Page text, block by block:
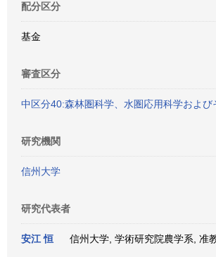
配分区分
基金
審査区分
中区分40:森林圏科学、水圏応用科学および
研究機関
信州大学
研究代表者
安江 恒 信州大学, 学術研究院農学系, 准